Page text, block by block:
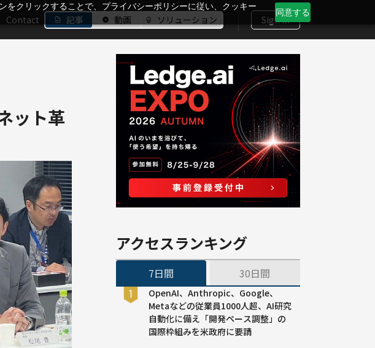
クリックすることで、プライバシーポリシーに従い、クッキー
同意する
Contact 記事 動画 ソリューション Sign In
ット革
アクセスランキング
7日間 30日間
OpenAI、Anthropic、Google、
Metaなどの従業員1000人超、AI研究
自動化に備え「開発ペース調整」の
国際枠組みを米政府に要請